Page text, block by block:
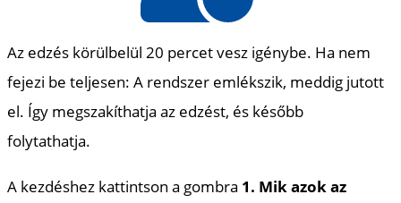
Az edzés körülbelül 20 percet vesz igénybe. Ha nem
fejezi be teljesen: A rendszer emlékszik, meddig jutott
el. Így megszakíthatja az edzést, és később
folytathatja.
A kezdéshez kattintson a gombra 1. Mik azok az